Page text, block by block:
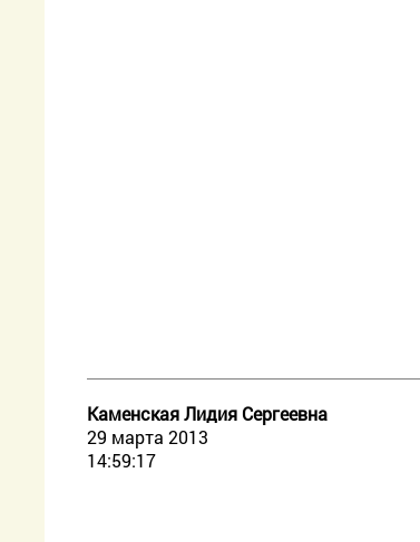
Каменская Лидия Сергеевна
29 марта 2013
14:59:17